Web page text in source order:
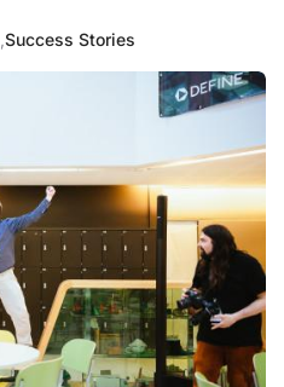
Success Stories